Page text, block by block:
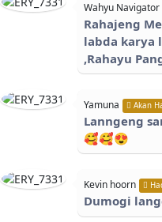
Wahyu Navigator
Rahajeng
labda karya
,Rahayu
Yamuna Akan
Lanngeng
🥰🥰😍
Kevin hoorn
Dumogi